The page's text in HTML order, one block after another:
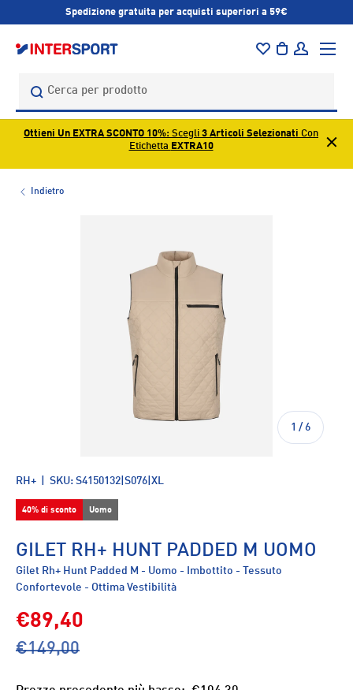
Spedizione gratuita per acquisti superiori a 59€
Cerca
BorsaAccedi
Menu
Ottieni Un EXTRA SCONTO 10%: Scegli 3 Articoli Selezionati Con
Etichetta EXTRA10
Indietro
1 / di
6
RH+ SKU: S4150132|S076|XL
40% di sconto Uomo
GILET RH+ HUNT PADDED M UOMO
Gilet Rh+ Hunt Padded M - Uomo - Imbottito - Tessuto
Confortevole - Ottima Vestibilità
€89,40
€149,00